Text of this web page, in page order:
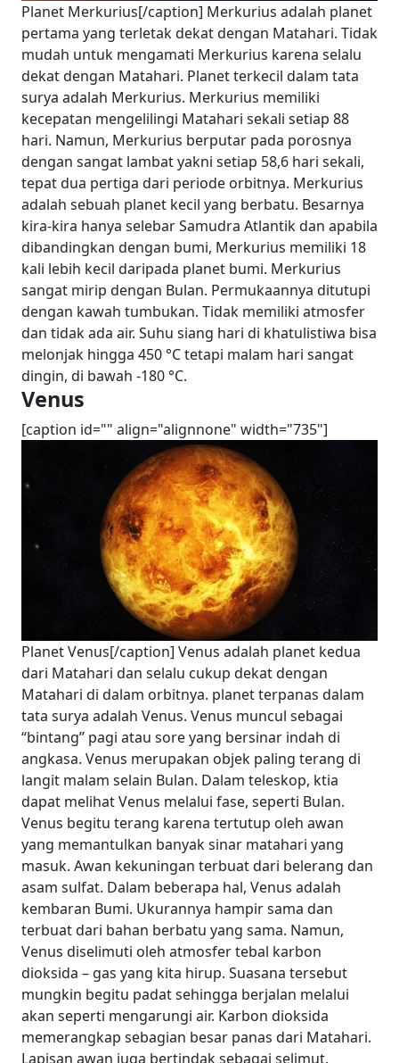
Planet Merkurius[/caption] Merkurius adalah planet
pertama yang terletak dekat dengan Matahari. Tidak
mudah untuk mengamati Merkurius karena selalu
dekat dengan Matahari. Planet terkecil dalam tata
surya adalah Merkurius. Merkurius memiliki
kecepatan mengelilingi Matahari sekali setiap 88
hari. Namun, Merkurius berputar pada porosnya
dengan sangat lambat yakni setiap 58,6 hari sekali,
tepat dua pertiga dari periode orbitnya. Merkurius
adalah sebuah planet kecil yang berbatu. Besarnya
kira-kira hanya selebar Samudra Atlantik dan apabila
dibandingkan dengan bumi, Merkurius memiliki 18
kali lebih kecil daripada planet bumi. Merkurius
sangat mirip dengan Bulan. Permukaannya ditutupi
dengan kawah tumbukan. Tidak memiliki atmosfer
dan tidak ada air. Suhu siang hari di khatulistiwa bisa
melonjak hingga 450 °C tetapi malam hari sangat
dingin, di bawah -180 °C.
Venus
[caption id="" align="alignnone" width="735"]
Planet Venus[/caption] Venus adalah planet kedua
dari Matahari dan selalu cukup dekat dengan
Matahari di dalam orbitnya. planet terpanas dalam
tata surya adalah Venus. Venus muncul sebagai
“bintang” pagi atau sore yang bersinar indah di
angkasa. Venus merupakan objek paling terang di
langit malam selain Bulan. Dalam teleskop, ktia
dapat melihat Venus melalui fase, seperti Bulan.
Venus begitu terang karena tertutup oleh awan
yang memantulkan banyak sinar matahari yang
masuk. Awan kekuningan terbuat dari belerang dan
asam sulfat. Dalam beberapa hal, Venus adalah
kembaran Bumi. Ukurannya hampir sama dan
terbuat dari bahan berbatu yang sama. Namun,
Venus diselimuti oleh atmosfer tebal karbon
dioksida – gas yang kita hirup. Suasana tersebut
mungkin begitu padat sehingga berjalan melalui
akan seperti mengarungi air. Karbon dioksida
memerangkap sebagian besar panas dari Matahari.
Lapisan awan juga bertindak sebagai selimut.